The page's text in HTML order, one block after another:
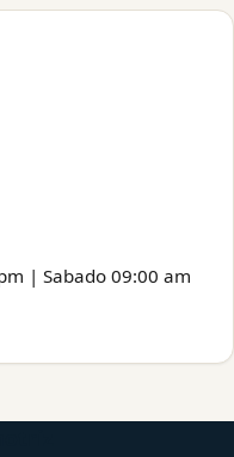
| Sabado 09:00 am